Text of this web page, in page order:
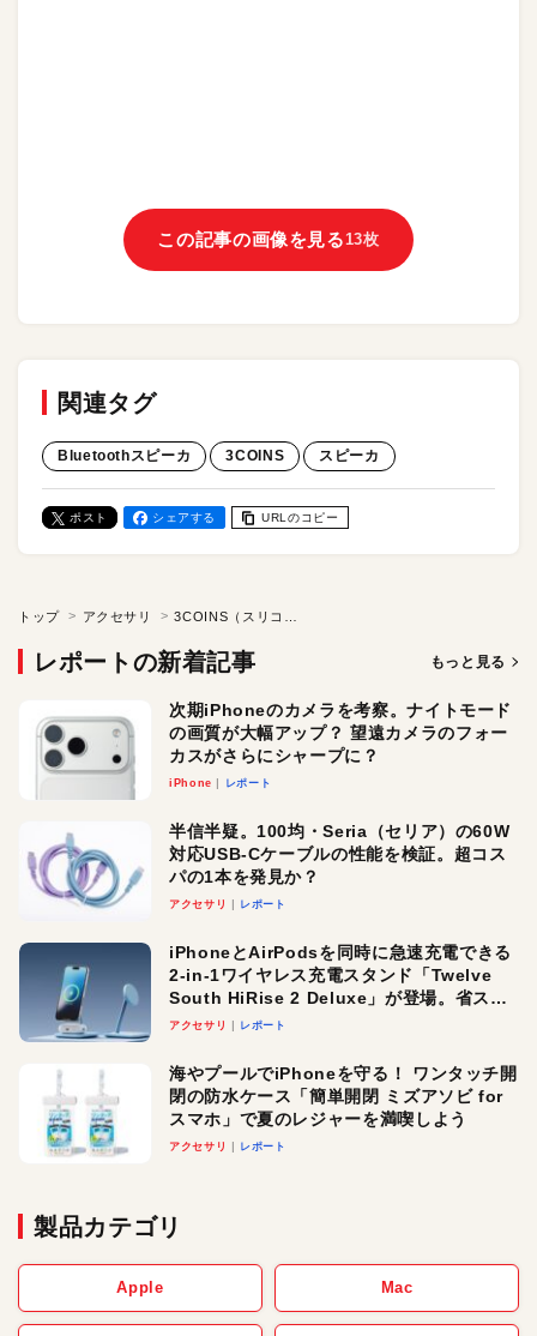
この記事の画像を見る 13枚
関連タグ
Bluetoothスピーカ 3COINS スピーカ
ポスト シェアする URLのコピー
トップ アクセサリ
レポートの新着記事 もっと見る
次期iPhoneのカメラを考察。ナイトモード
の画質が大幅アップ？ 望遠カメラのフォー
カスがさらにシャープに？
iPhone レポート
半信半疑。100均・Seria（セリア）の60W
対応USB-Cケーブルの性能を検証。超コス
パの1本を発見か？
アクセサリ レポート
iPhoneとAirPodsを同時に急速充電できる
2-in-1ワイヤレス充電スタンド「Twelve
South HiRise 2 Deluxe」が登場。省スペ
ースでおしゃれに充電したい人にオスス
アクセサリ レポート
海やプールでiPhoneを守る！ ワンタッチ開
閉の防水ケース「簡単開閉 ミズアソビ for
スマホ」で夏のレジャーを満喫しよう
アクセサリ レポート
製品カテゴリ
Apple Mac